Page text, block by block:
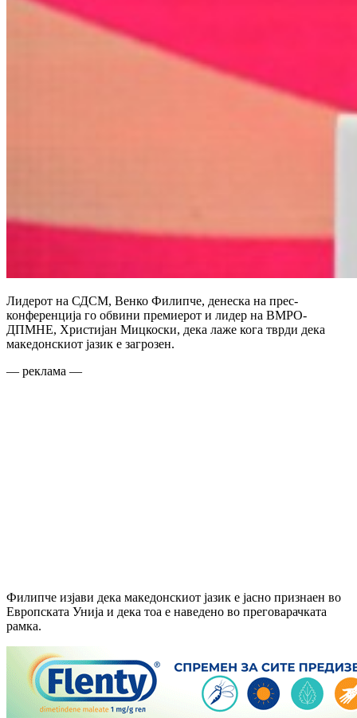
Лидерот на СДСМ, Венко Филипче, денеска на прес-
конференција го обвини премиерот и лидер на ВМРО-
ДПМНЕ, Христијан Мицкоски, дека лаже кога тврди дека
македонскиот јазик е загрозен.
— реклама —
Филипче изјави дека македонскиот јазик е јасно признаен во
Европската Унија и дека тоа е наведено во преговарачката
рамка.